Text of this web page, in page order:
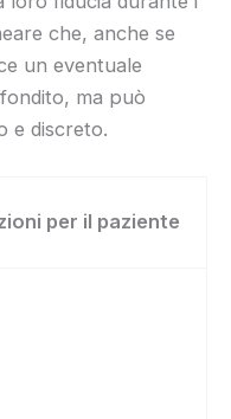
che, anche se
un eventuale
ma può
e discreto.
per il paziente